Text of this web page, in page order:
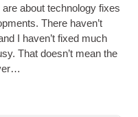
about tech­no­logy fixes
There haven’t
I haven’t fixed much
That does­n’t mean the